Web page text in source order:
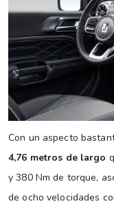
Con un aspecto
4,76 metros de largo
y 380 Nm de torque,
de ocho velocidades